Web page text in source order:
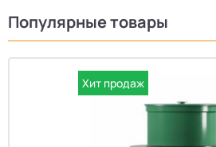
Популярные товары
Хит продаж